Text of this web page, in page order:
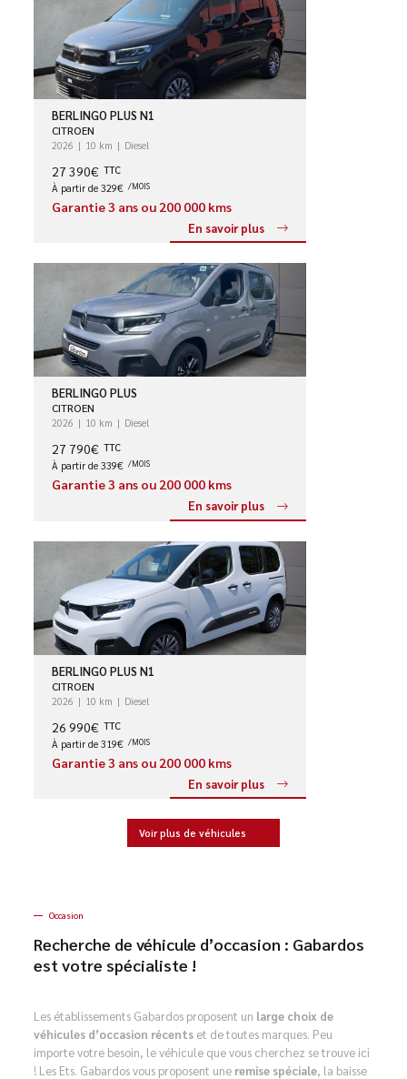
BERLINGO PLUS N1
CITROEN
2026 10 km Diesel
27 390€ TTC
À partir de 329€ /MOIS
Garantie 3 ans ou 200 000 kms
En savoir plus
BERLINGO PLUS
CITROEN
2026 10 km Diesel
27 790€ TTC
À partir de 339€ /MOIS
Garantie 3 ans ou 200 000 kms
En savoir plus
BERLINGO PLUS N1
CITROEN
2026 10 km Diesel
26 990€ TTC
À partir de 319€ /MOIS
Garantie 3 ans ou 200 000 kms
En savoir plus
Voir plus de véhicules
Occasion
Recherche de véhicule d’occasion : Gabardos
est votre spécialiste !
Les établissements Gabardos proposent un large choix de
véhicules d’occasion récents et de toutes marques. Peu
importe votre besoin, le véhicule que vous cherchez se trouve ici
! Les Ets. Gabardos vous proposent une remise spéciale, la baisse